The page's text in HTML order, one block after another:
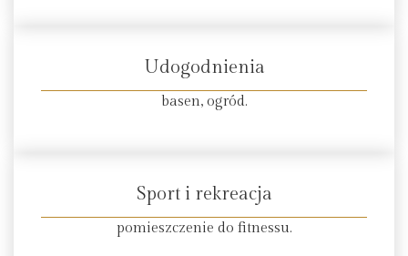
Udogodnienia
basen, ogród.
Sport i rekreacja
pomieszczenie do fitnessu.